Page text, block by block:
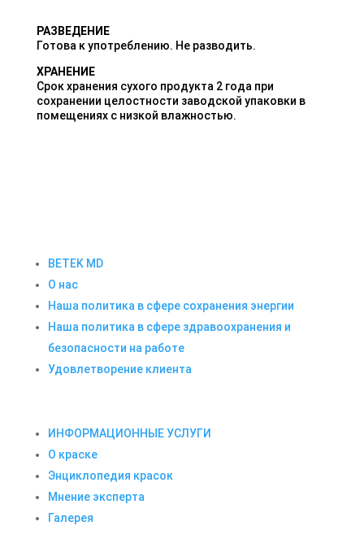
РАЗВЕДЕНИЕ
Готова к употреблению. Не разводить.
ХРАНЕНИЕ
Срок хранения сухого продукта 2 года при
сохранении целостности заводской упаковки в
помещениях с низкой влажностью.
BETEK MD
О нас
Наша политика в сфере сохранения энергии
Наша политика в сфере здравоохранения и
безопасности на работе
Удовлетворение клиента
ИНФОРМАЦИОННЫЕ УСЛУГИ
О краске
Энциклопедия красок
Мнение эксперта
Галерея